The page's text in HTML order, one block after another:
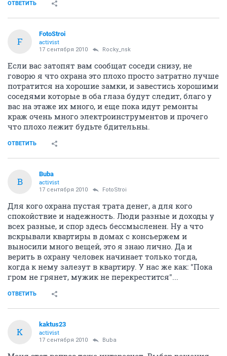
ОТВЕТИТЬ
F
FotoStroi
activist
17 сентября 2010 Rocky_nsk
Если вас затопят вам сообщат соседи снизу, не
говорю я что охрана это плохо просто затратно лучше
потратится на хорошие замки, и завестись хорошими
соседями которые в оба глаза будут следит, благо у
вас на этаже их много, и еще пока идут ремонты
краж очень много электроинструментов и прочего
что плохо лежит будьте бдительны.
ОТВЕТИТЬ
B
Buba
activist
17 сентября 2010 FotoStroi
Для кого охрана пустая трата денег, а для кого
спокойствие и надежность. Люди разные и доходы у
всех разные, и спор здесь бессмысленен. Ну а что
вскрывали квартиры в домах с консьержем и
выносили много вещей, это я знаю лично. Да и
верить в охрану человек начинает только тогда,
когда к нему залезут в квартиру. У нас же как: "Пока
гром не грянет, мужик не перекрестится"...
ОТВЕТИТЬ
K
kaktus23
activist
17 сентября 2010 Buba